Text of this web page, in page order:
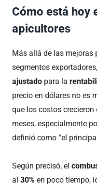
Cómo está hoy
apicultores
Más allá de las mejoras
segmentos
ajustado para la
precio en dólares no es
que los costos
meses, especialmente
definió como “el
Según precisó, el
al 30% en poco tiempo,